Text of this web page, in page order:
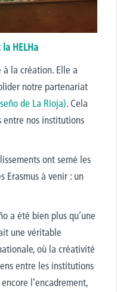
HELHa
à la création. Elle a
notre partenariat
de La Rioja). Cela
entre nos institutions
ont semé les
Erasmus à venir : un
a été bien plus qu’une
une véritable
où la créativité
entre les institutions
l’encadrement,